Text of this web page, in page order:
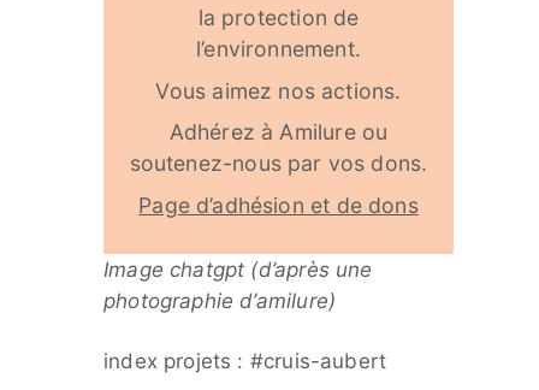
la protection de
l’environnement.
Vous aimez nos actions.
Adhérez à Amilure ou
soutenez-nous par vos dons.
Page d’adhésion et de dons
Image chatgpt (d’après une
photographie d’amilure)
index projets : #cruis-aubert